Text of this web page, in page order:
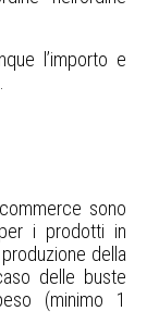
l’importo e
sono
i prodotti in
della
delle buste
(minimo 1